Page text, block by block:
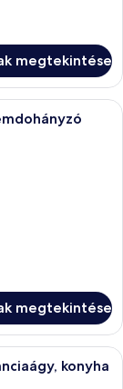
megtekintése
amelyben egy
megtekintése
amelyben van
konyha